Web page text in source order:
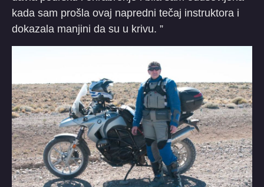
kada sam prošla ovaj napredni tečaj instruktora i
dokazala manjini da su u krivu. ”